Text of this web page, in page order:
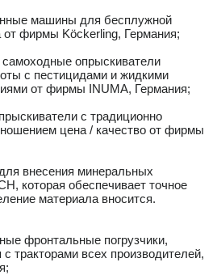
машины для бесплужной
от фирмы Köckerling, Германия;
опрыскиватели
с пестицидами и жидкими
от фирмы INUMA, Германия;
с традиционно
цена / качество от фирмы
внесения минеральных
которая обеспечивает точное
материала вносится.
фронтальные погрузчики,
с тракторами всех производителей,